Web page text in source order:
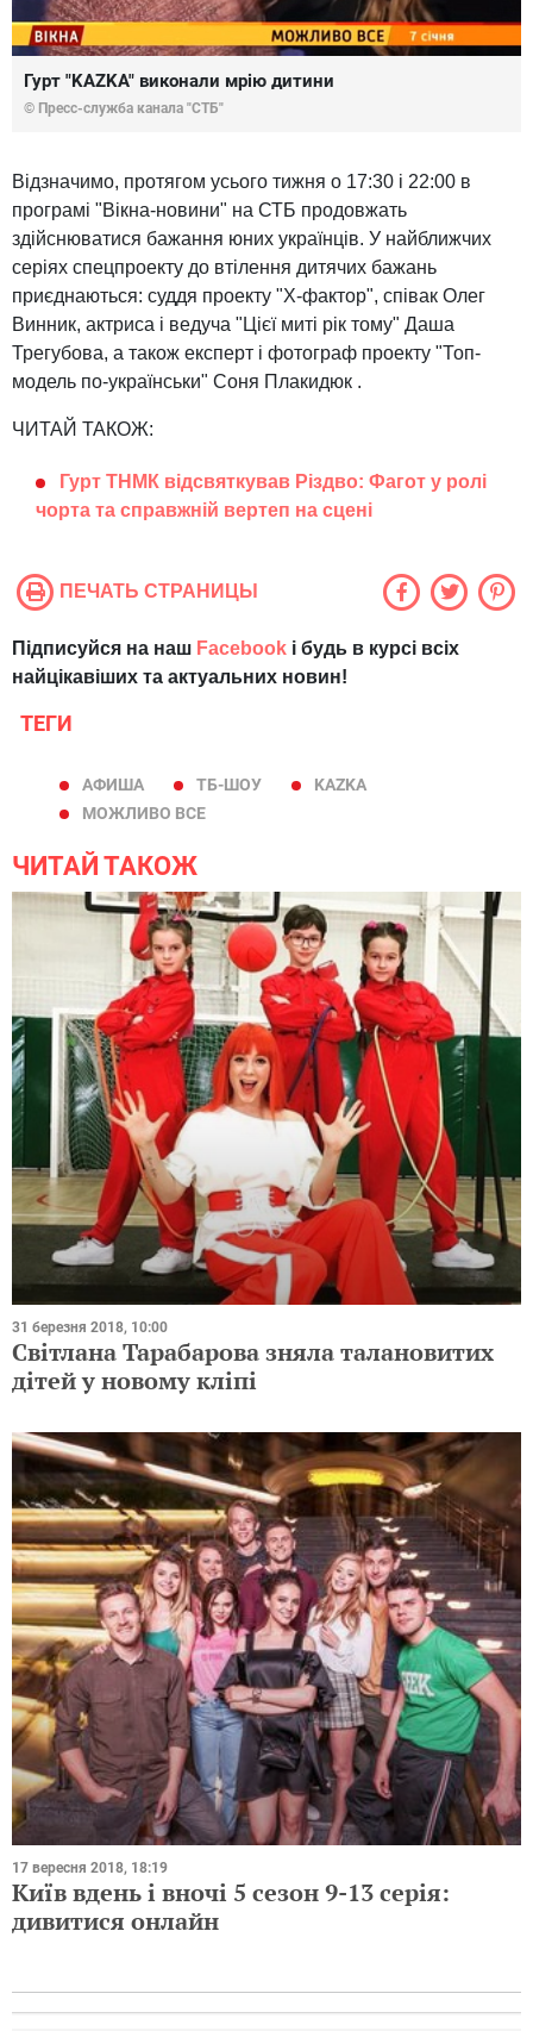
Гурт "KAZKA" виконали мрію дитини
© Пресс-служба канала "СТБ"
Відзначимо, протягом усього тижня о 17:30 і 22:00 в
програмі "Вікна-новини" на СТБ продовжать
здійснюватися бажання юних українців. У найближчих
серіях спецпроекту до втілення дитячих бажань
приєднаються: суддя проекту "Х-фактор", співак Олег
Винник, актриса і ведуча "Цієї миті рік тому" Даша
Трегубова, а також експерт і фотограф проекту "Топ-
модель по-українськи" Соня Плакидюк .
ЧИТАЙ ТАКОЖ:
Гурт ТНМК відсвяткував Різдво: Фагот у ролі
чорта та справжній вертеп на сцені
ПЕЧАТЬ СТРАНИЦЫ
Підписуйся на наш Facebook і будь в курсі всіх
найцікавіших та актуальних новин!
ТЕГИ
АФИША ТБ-ШОУ
KAZKA
МОЖЛИВО ВСЕ
ЧИТАЙ ТАКОЖ
31 березня 2018, 10:00
Світлана Тарабарова зняла талановитих
дітей у новому кліпі
17 вересня 2018, 18:19
Київ вдень ​​і вночі 5 сезон 9-13 серія:
дивитися онлайн